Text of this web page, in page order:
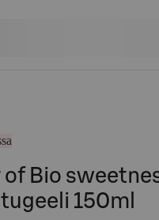
of Bio
150ml